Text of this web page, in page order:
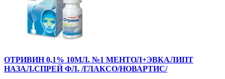
ОТРИВИН 0,1% 10МЛ. №1 МЕНТОЛ+ЭВКАЛИПТ
НАЗАЛ.СПРЕЙ ФЛ. /ГЛАКСО/НОВАРТИС/